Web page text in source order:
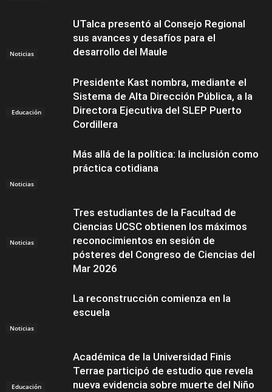
Noticias
UTalca presentó al Consejo Regional
sus avances y desafíos para el
desarrollo del Maule
Educación
Presidente Kast nombra, mediante el
Sistema de Alta Dirección Pública, a la
Directora Ejecutiva del SLEP Puerto
Cordillera
Noticias
Más allá de la política: la inclusión como
práctica cotidiana
Noticias
Tres estudiantes de la Facultad de
Ciencias UCSC obtienen los máximos
reconocimientos en sesión de
pósteres del Congreso de Ciencias del
Mar 2026
Noticias
La reconstrucción comienza en la
escuela
Educación
Académica de la Universidad Finis
Terrae participó de estudio que revela
nueva evidencia sobre muerte del Niño